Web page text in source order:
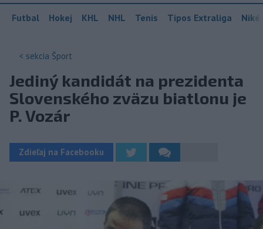
Futbal Hokej KHL NHL Tenis Tipos Extraliga
< sekcia Šport
Jediný kandidát na prezidenta
Slovenského zväzu biatlonu je
P. Vozár
Zdieľaj na Facebooku